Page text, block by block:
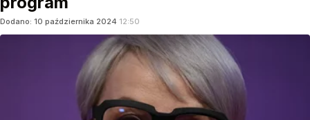
Dodano: 10 października 2024 12:50